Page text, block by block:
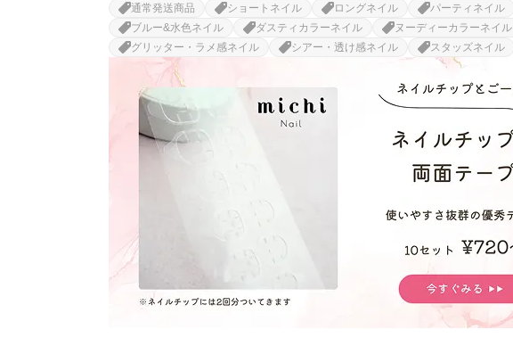
通常発送商品 ショートネイル ロングネイル パーティネイル
ブルー&水色ネイル
ダスティカラーネイル ヌーディーカラーネイル
グリッター・ラメ感ネイル
シアー・透け感ネイル スタッズネイル